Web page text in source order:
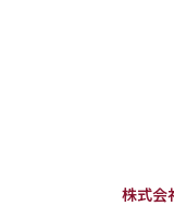
株式会